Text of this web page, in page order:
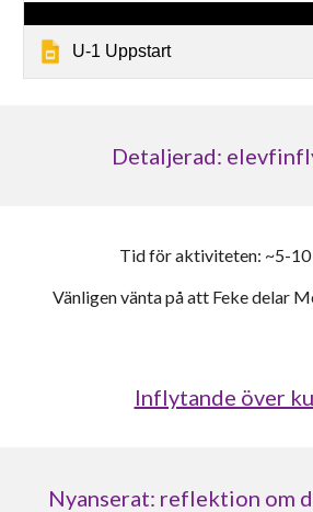
U-1 Uppstart
Detaljerad:
Tid för aktiviteten: ~5-
Vänligen vänta på att Feke delar
Inflytande över
Nyanserat: reflektion om